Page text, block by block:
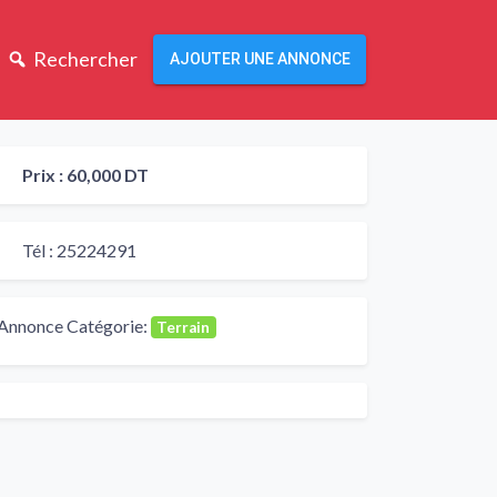
Rechercher AJOUTER UNE ANNONCE
Prix : 60,000 DT
Tél : 25224291
Catégorie: Terrain